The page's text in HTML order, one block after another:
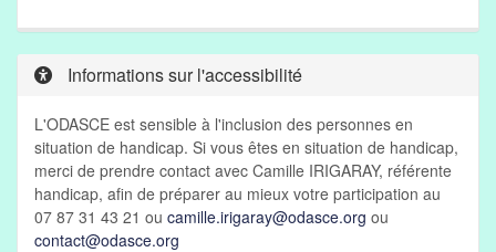
Informations sur l'accessibilité
L'ODASCE est sensible à l'inclusion des personnes en
situation de handicap. Si vous êtes en situation de handicap,
merci de prendre contact avec Camille IRIGARAY, référente
handicap, afin de préparer au mieux votre participation au
07 87 31 43 21 ou camille.irigaray@odasce.org ou
contact@odasce.org